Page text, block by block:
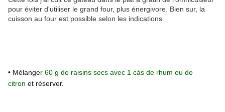
pour éviter d'utiliser le grand four, plus énergivore. Bien sur, la
cuisson au four est possible selon les indications.
• Mélanger 60 g de raisins secs avec 1 càs de rhum ou de
citron et réserver.